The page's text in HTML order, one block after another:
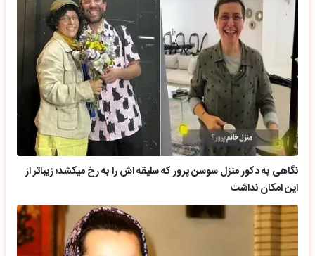
نگاهی به دکور منزل سوسن پرور که سلیقه اش را به رخ میکشد؛ زیباتر از
این امکان نداشت